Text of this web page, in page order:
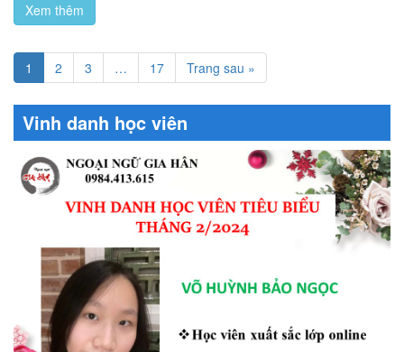
Xem thêm
1 2 3 … 17 Trang sau »
Vinh danh học viên